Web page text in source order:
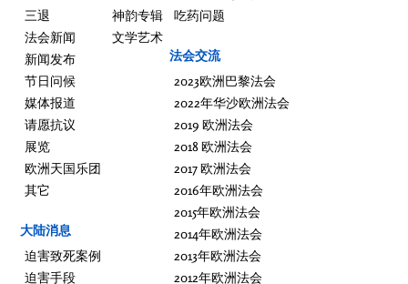
三退
法会新闻
新闻发布
节日问候
媒体报道
请愿抗议
展览
欧洲天国乐团
其它
大陆消息
迫害致死案例
迫害手段
神韵专辑
文学艺术
吃药问题
法会交流
2023欧洲巴黎法会
2022年华沙欧洲法会
2019 欧洲法会
2018 欧洲法会
2017 欧洲法会
2016年欧洲法会
2015年欧洲法会
2014年欧洲法会
2013年欧洲法会
2012年欧洲法会